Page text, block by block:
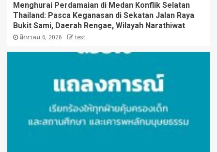
Menghurai Perdamaian di Medan Konflik Selatan
Thailand: Pasca Keganasan di Sekatan Jalan Raya
Bukit Sami, Daerah Rengae, Wilayah Narathiwat
สิงหาคม 6, 2026 test